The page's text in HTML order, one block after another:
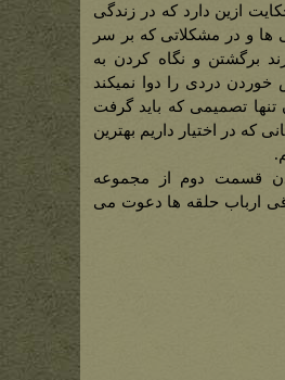
ازین دارد که در زندگی
ها و در مشکلاتی که بر سر
برگشتن و نگاه کردن به
دردی را دوا نمیکند
تنها تصمیمی که باید گرفت
که در اختیار داریم بهترین
قسمت دوم از مجموعه
ارباب حلقه ها دعوت می